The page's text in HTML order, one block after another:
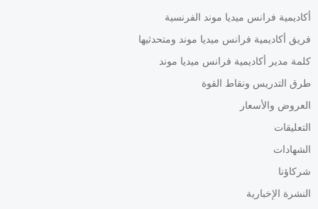
أكاديمية فرانس ميديا موند الفرنسية
فريق أكاديمية فرانس ميديا موند ومتحدثيها
كلمة مدير أكاديمية فرانس ميديا موند
طرق التدريس ونقاط القوة
العروض والأسعار
التعليقات
الشهادات
شركاؤنا
النشرة الإخبارية